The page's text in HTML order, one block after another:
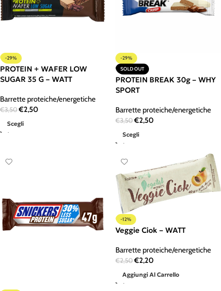
-29%
PROTEIN + WAFER LOW
SUGAR 35 G – WATT
Barrette proteiche/energetiche
€3,50€2,50
Scegli
-29%
SOLD OUT
PROTEIN BREAK 30g – WHY
SPORT
Barrette proteiche/energetiche
€3,50€2,50
Scegli
-12%
Veggie Ciok – WATT
Barrette proteiche/energetiche
€2,50€2,20
Aggiungi Al Carrello